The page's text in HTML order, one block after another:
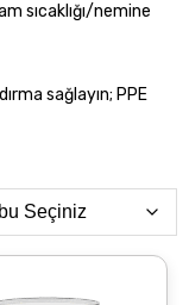
sıcaklığı/nemine
sağlayın; PPE